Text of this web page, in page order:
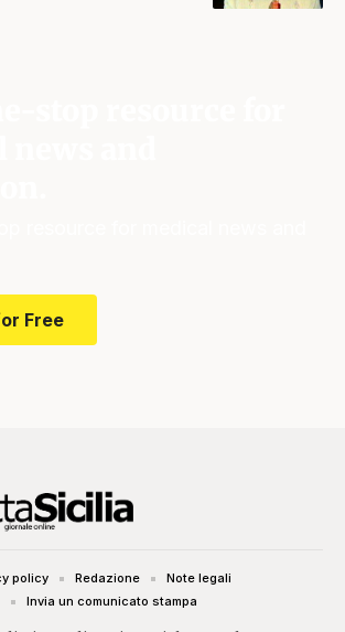
Free
policy Redazione
Note legali
Invia un comunicato stampa